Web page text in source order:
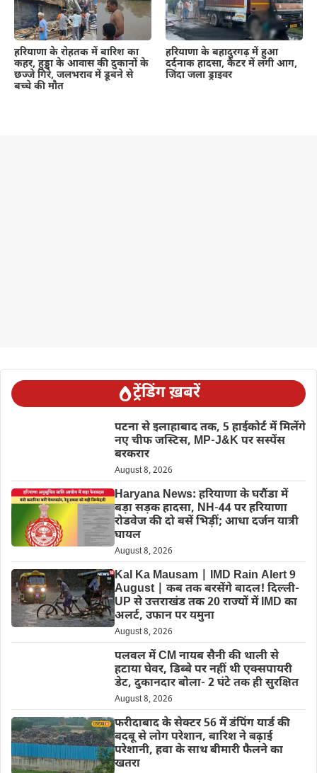
हरियाणा के रोहतक में बारिश का
कहर, हुड्डा के आवास की दुकानों के
छज्जे गिरे, जलभराव में डूबने से
बच्चे की मौत
हरियाणा के बहादुरगढ़ में हुआ
दर्दनाक हादसा, कैंटर में लगी आग,
जिंदा जला ड्राइवर
ट्रेंडिंग ख़बरें
पटना से इलाहाबाद तक, 5 हाईकोर्ट में मिलेंगे
नए चीफ जस्टिस, MP-J&K पर सस्पेंस
बरकरार
August 8, 2026
Haryana News: हरियाणा के घरौंडा में
बड़ा सड़क हादसा, NH-44 पर हरियाणा
रोडवेज की दो बसें भिड़ीं; आधा दर्जन यात्री
घायल
August 8, 2026
Kal Ka Mausam | IMD Rain Alert 9
August | कब तक बरसेंगे बादल! दिल्ली-
UP से उत्तराखंड तक 20 राज्यों में IMD का
अलर्ट, उफान पर यमुना
August 8, 2026
पलवल में CM नायब सैनी की थाली से
हटाया घेवर, डिब्बे पर नहीं थी एक्सपायरी
डेट, दुकानदार बोला- 2 घंटे तक ही सुरक्षित
August 8, 2026
फरीदाबाद के सेक्टर 56 में डंपिंग यार्ड की
बदबू से लोग परेशान, बारिश ने बढ़ाई
परेशानी, हवा के साथ बीमारी फैलने का
खतरा